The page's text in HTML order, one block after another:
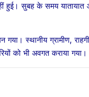
हुई। सुबह के समय यातायात
स्थानीय ग्रामीण,
को भी अवगत कराया गया।